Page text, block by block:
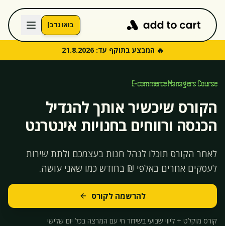
בואו נדבר
🔥 המבצע בתוקף עד:21.8.2026
E-commerce Managers Course
הקורס שיכשיר אותך להגדיל
הכנסה ורווחים בחנויות אינטרנט
לאחר הקורס תוכלו לנהל חנות בעצמכם ולתת שירות
לעסקים אחרים באלפי ₪ בחודש כמו שאני עושה.
להרשמה לקורס
קורס מוקלט + ליווי שבועי בשידור חי עם המרצה בכל יום שלישי